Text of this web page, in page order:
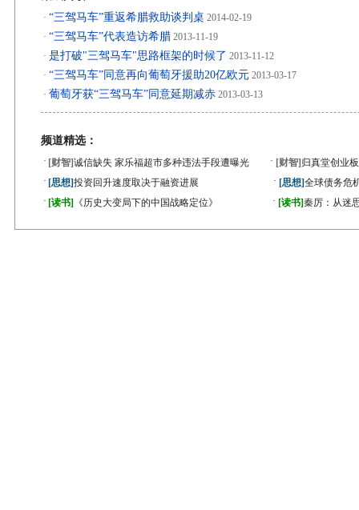
· “三驾马车”重返希腊救助谈判桌 2014-02-19
· “三驾马车”代表造访希腊 2013-11-19
· 是打破"三驾马车"思路框架的时候了 2013-11-12
· “三驾马车”同意再向葡萄牙援助20亿欧元 2013-03-17
· 葡萄牙获“三驾马车”同意延期减赤 2013-03-13
频道精选：
· [财智]诚信缺失 家乐福超市多种违法手段遭曝光 · [财智] 归真堂创业
· [思想]投资回升速度取决于融资进展 · [思想]全球债务危
· [读书] 《历史大变局下的中国战略定位》 · [读书]秦厉：从迷